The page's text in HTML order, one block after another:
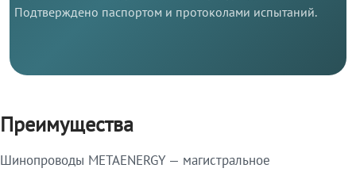
Подтверждено паспортом и протоколами испытаний.
Преимущества
Шинопроводы METAENERGY — магистральное